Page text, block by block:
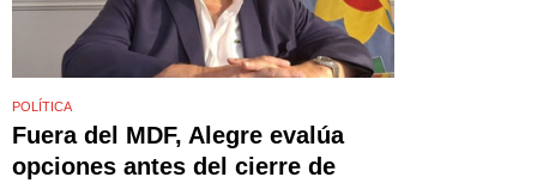
POLÍTICA
Fuera del MDF, Alegre evalúa
opciones antes del cierre de